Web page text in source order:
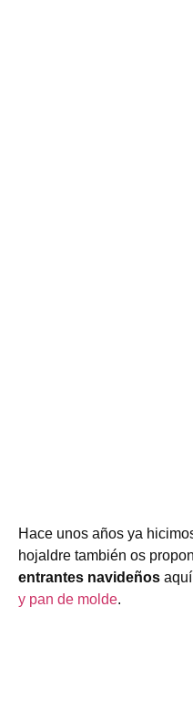
Hace unos años ya
hojaldre también os
entrantes navideños
y pan de molde.